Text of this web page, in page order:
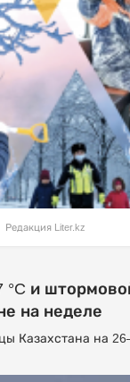
Редакция Liter.kz
°C и
на неделе
Казахстана на